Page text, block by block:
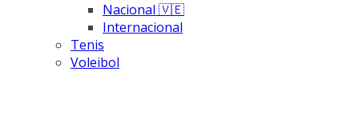
Nacional 🇻🇪
Internacional
Tenis
Voleibol